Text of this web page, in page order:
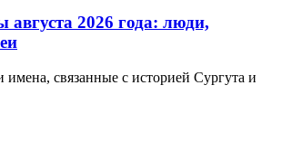
2026 года: люди,
связанные с историей Сургута и